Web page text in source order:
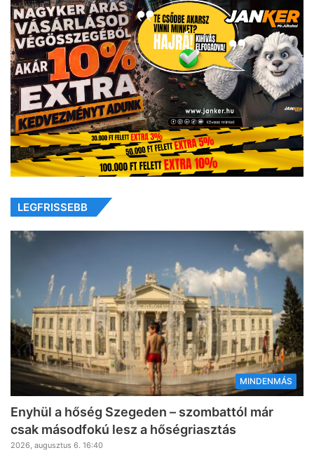
LEGFRISSEBB
MINDENMÁS
Enyhül a hőség Szegeden – szombattól már
csak másodfokú lesz a hőségriasztás
2026, augusztus 6. 16:40